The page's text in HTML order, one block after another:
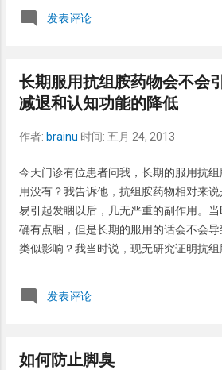
老年人有阿尔茨海默病或者其它类型的痴
（ Alzheimer disease in the United
美国老龄化的进程，今后40年，患者进行
以是现在三倍。 研究称（ 戳我 ）据估计
1380万。研究还称如果早诊断并采取有
的时候了。
发表评论
长期服用抗组胺药物会不会
减退和认知功能的降低
作者: brainu 时间: 五月 24, 2013
今天门诊有位患者问我，长期的服用抗
用没有？我告诉他，抗组胺药物相对来
易引起发睏以后，几无严重的副作用。
确有点睏，但是长期的服用的话会不会
类似影响？我当时说，现无研究证明抗组
里就越有点忐忑，到底现在有没有这方面
搜，发现了这篇文章，
种的药物可以导致记忆力减退，并且文中
发表评论
如何防止脚臭